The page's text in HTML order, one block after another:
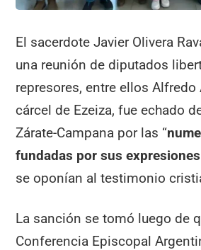
El sacerdote Javier Olivera
una reunión de diputados
represores, entre ellos Alfredo
cárcel de Ezeiza, fue echado
Zárate-Campana por las “
fundadas por sus
se oponían al testimonio
La sanción se tomó luego de
Conferencia Episcopal